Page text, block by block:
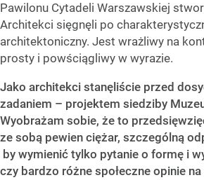
Pawilonu Cytadeli Warszawskiej
Architekci sięgnęli po
architektoniczny. Jest wrażliwy na
prosty i powściągliwy w wyrazie.
Jako architekci stanęliście przed
zadaniem – projektem siedziby
Wyobrażam sobie, że to
ze sobą pewien ciężar, szczególną
by wymienić tylko pytanie o formę i
czy bardzo różne społeczne opinie